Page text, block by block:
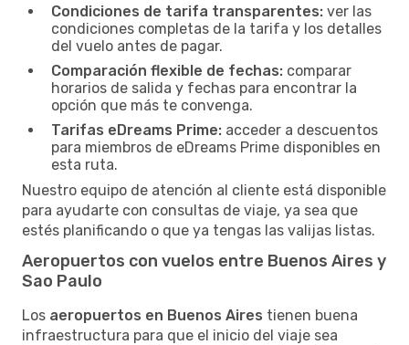
Condiciones de tarifa transparentes: ver las
condiciones completas de la tarifa y los detalles
del vuelo antes de pagar.
Comparación flexible de fechas: comparar
horarios de salida y fechas para encontrar la
opción que más te convenga.
Tarifas eDreams Prime: acceder a descuentos
para miembros de eDreams Prime disponibles en
esta ruta.
Nuestro equipo de atención al cliente está disponible
para ayudarte con consultas de viaje, ya sea que
estés planificando o que ya tengas las valijas listas.
Aeropuertos con vuelos entre Buenos Aires y
Sao Paulo
Los aeropuertos en Buenos Aires tienen buena
infraestructura para que el inicio del viaje sea